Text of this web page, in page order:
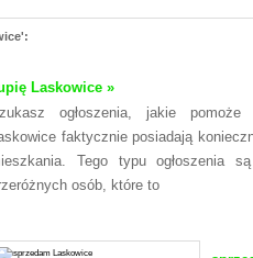
Laskowice »
ogłoszenia, jakie pomoże
faktycznie posiadają
Tego typu ogłoszenia
osób, które to